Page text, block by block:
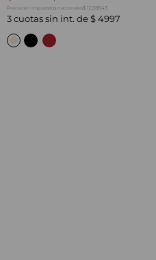
Precio sin impuestos nacionales$ 12.388,43
3 cuotas sin int. de $ 4997